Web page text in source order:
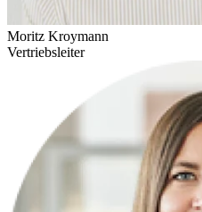
Moritz Kroymann
Vertriebsleiter